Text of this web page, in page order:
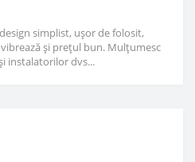
simplist, ușor de folosit,
și prețul bun. Mulțumesc
instalatorilor dvs...